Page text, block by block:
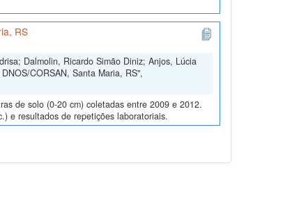
RS
Dalmolin, Ricardo Simão Diniz; Anjos, Lúcia
CORSAN, Santa Maria, RS",
de solo (0-20 cm) coletadas entre 2009 e 2012.
e resultados de repetições laboratoriais.